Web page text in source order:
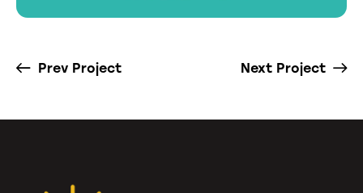
Prev Project Next Project